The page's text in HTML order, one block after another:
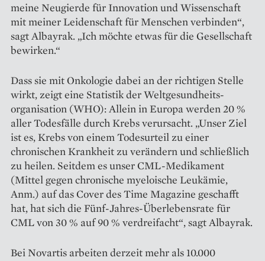
meine Neugierde für Innovation und Wis­sen­schaft
mit meiner Leidenschaft für Menschen verbinden“,
sagt Albayrak. „Ich möchte etwas für die Gesellschaft
bewirken.“
Dass sie mit Onkologie dabei an der richtigen Stelle
wirkt, zeigt eine Statistik der Weltgesundheits­
organisation (WHO): Allein in Europa werden 20 %
aller Todesfälle durch Krebs verursacht. „Unser Ziel
ist es, Krebs von einem Todesurteil zu einer
chronischen Krankheit zu verändern und schließlich
zu heilen. Seitdem es unser CML-Medikament
(Mittel gegen chronische myeloische Leukämie,
Anm.) auf das Cover des Time Magazine geschafft
hat, hat sich die Fünf-Jahres-Überlebensrate für
CML von 30 % auf 90 % verdreifacht“, sagt Albayrak.
Bei Novartis arbeiten derzeit mehr als 10.000